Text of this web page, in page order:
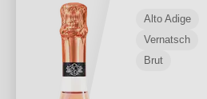
Alto Adige
Vernatsch
Brut